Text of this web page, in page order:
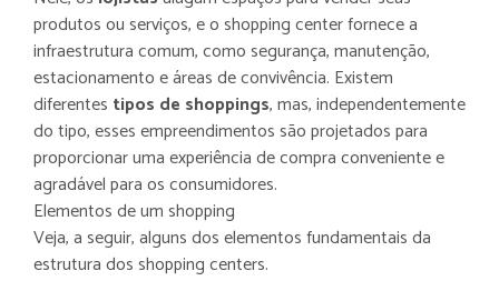
produtos ou serviços, e o shopping center fornece a
infraestrutura comum, como segurança, manutenção,
estacionamento e áreas de convivência. Existem
diferentes tipos de shoppings, mas, independentemente
do tipo, esses empreendimentos são projetados para
proporcionar uma experiência de compra conveniente e
agradável para os consumidores.
Elementos de um shopping
Veja, a seguir, alguns dos elementos fundamentais da
estrutura dos shopping centers.